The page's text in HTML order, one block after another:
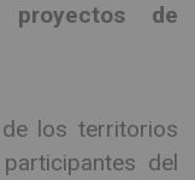
de
los territorios
del